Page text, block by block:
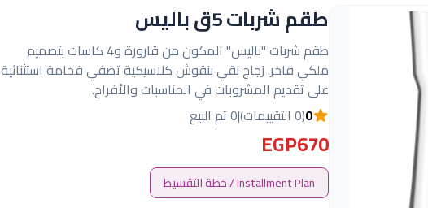
طقم شربات 5ق باليس
طقم شربات "باليس" المكون من قارورة و4 كاسات بتصميم
ملكي فاخر. زجاج نقي بنقوش كلاسيكية تضفي فخامة استثنائية
على تقديم المشروبات في المناسبات والأفراح.
0(0 التقييمات) |0 تم البيع
EGP670
Installment Plan / خطة التقسيط